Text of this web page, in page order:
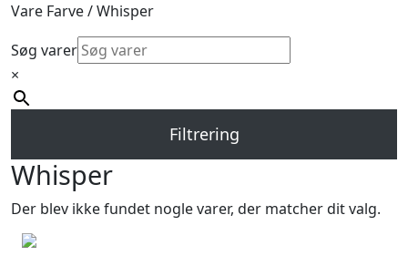
Vare Farve / Whisper
Søg varer
×
Filtrering
Whisper
Der blev ikke fundet nogle varer, der matcher dit valg.